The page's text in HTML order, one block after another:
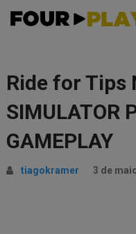
Ride for Tips
SIMULATOR
GAMEPLAY
tiagokramer 3 de